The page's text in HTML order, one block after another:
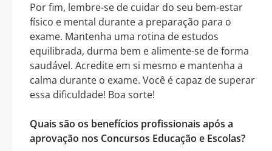
Por fim, lembre-se de cuidar do seu bem-estar
físico e mental durante a preparação para o
exame. Mantenha uma rotina de estudos
equilibrada, durma bem e alimente-se de forma
saudável. Acredite em si mesmo e mantenha a
calma durante o exame. Você é capaz de superar
essa dificuldade! Boa sorte!
Quais são os benefícios profissionais após a
aprovação nos Concursos Educação e Escolas?